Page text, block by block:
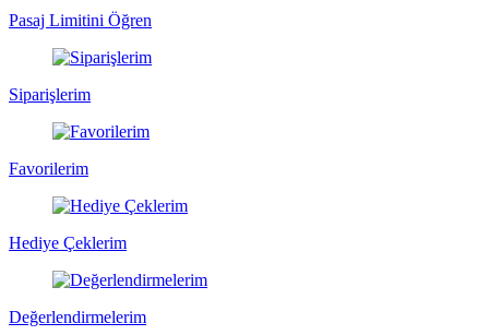
Pasaj Limitini Öğren
Siparişlerim
Favorilerim
Hediye Çeklerim
Değerlendirmelerim